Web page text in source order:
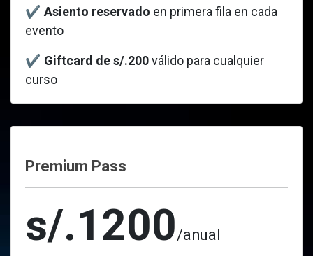
✔ Asiento reservado en primera fila en cada
evento
✔ Giftcard de s/.200válido para cualquier
curso
Premium Pass
s/.1200/anual